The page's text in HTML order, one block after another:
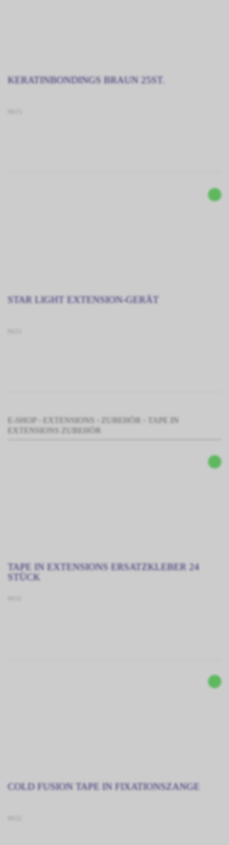
KERATINBONDINGS BRAUN 25ST.
STAR LIGHT EXTENSION-GERÄT
EXTENSIONS ZUBEHÖR
TAPE IN
EXTENSIONS ZUBEHÖR
TAPE IN EXTENSIONS ERSATZKLEBER 24
STÜCK
COLD FUSION TAPE IN FIXATIONSZANGE